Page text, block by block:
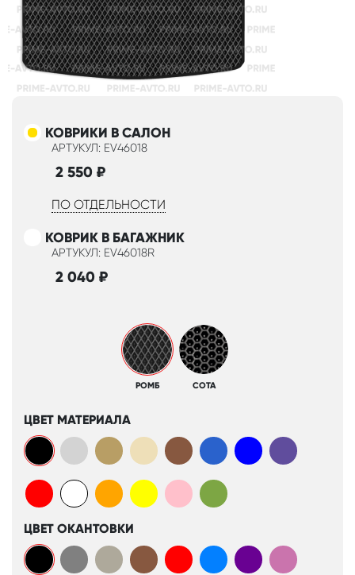
КОВРИКИ В САЛОН
АРТУКУЛ: EV46018
2 550 ₽
ПО ОТДЕЛЬНОСТИ
КОВРИК В БАГАЖНИК
АРТУКУЛ: EV46018R
2 040 ₽
РОМБ СОТА
ЦВЕТ МАТЕРИАЛА
ЦВЕТ ОКАНТОВКИ